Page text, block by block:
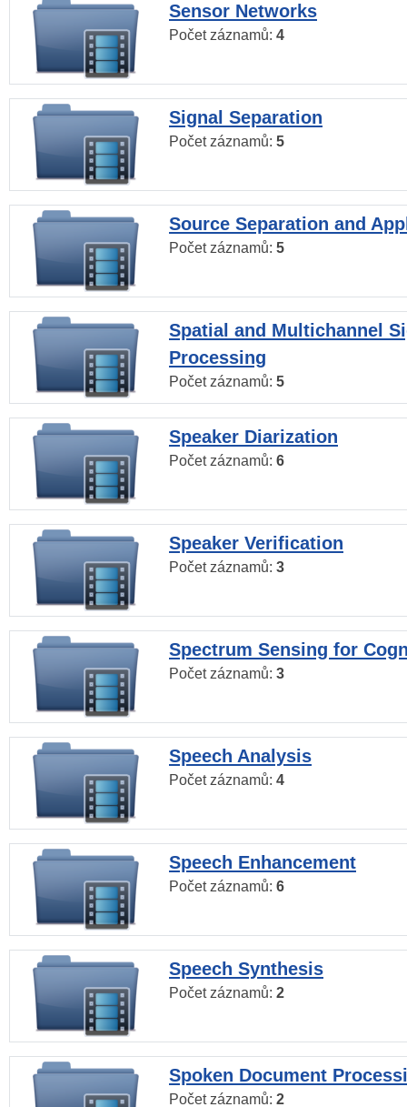
Sensor Networks
Počet záznamů: 4
Signal Separation
Počet záznamů: 5
Source Separation and
Počet záznamů: 5
Spatial and Multichannel
Processing
Počet záznamů: 5
Speaker Diarization
Počet záznamů: 6
Speaker Verification
Počet záznamů: 3
Spectrum Sensing for
Počet záznamů: 3
Speech Analysis
Počet záznamů: 4
Speech Enhancement
Počet záznamů: 6
Speech Synthesis
Počet záznamů: 2
Spoken Document
Počet záznamů: 2